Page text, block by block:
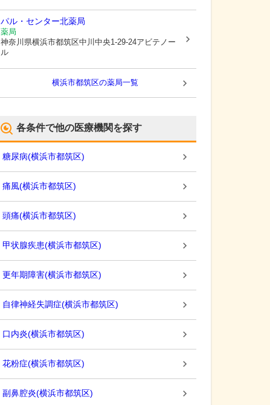
パル・センター北薬局
薬局
神奈川県横浜市都筑区中川中央1-29-24アビテノー
ル
横浜市都筑区の薬局一覧
各条件で他の医療機関を探す
糖尿病(横浜市都筑区)
痛風(横浜市都筑区)
頭痛(横浜市都筑区)
甲状腺疾患(横浜市都筑区)
更年期障害(横浜市都筑区)
自律神経失調症(横浜市都筑区)
口内炎(横浜市都筑区)
花粉症(横浜市都筑区)
副鼻腔炎(横浜市都筑区)